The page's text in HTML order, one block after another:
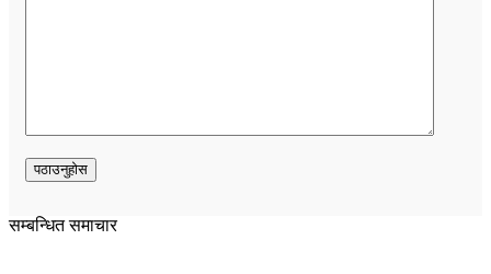
सम्बन्धित समाचार